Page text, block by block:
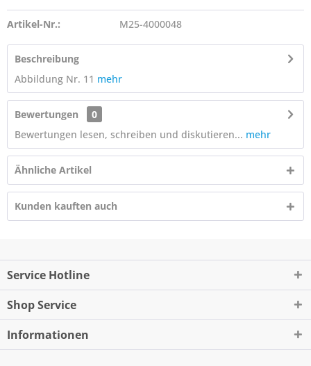
Artikel-Nr.: M25-4000048
Beschreibung
Abbildung Nr. 11 mehr
Bewertungen
0
Bewertungen lesen, schreiben und diskutieren... mehr
Ähnliche Artikel
Kunden kauften auch
Service Hotline
Shop Service
Informationen